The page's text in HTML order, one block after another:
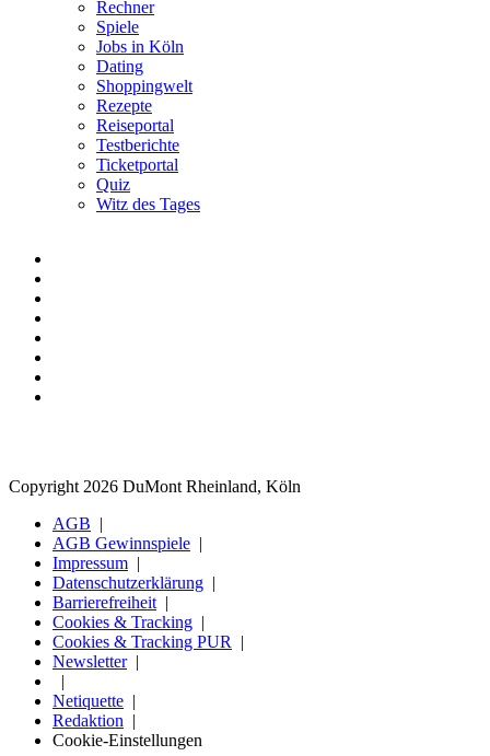
Rechner
Spiele
Jobs in Köln
Dating
Shoppingwelt
Rezepte
Reiseportal
Testberichte
Ticketportal
Quiz
Witz des Tages
Copyright 2026 DuMont Rheinland, Köln
AGB
AGB Gewinnspiele
Impressum
Datenschutzerklärung
Barrierefreiheit
Cookies & Tracking
Cookies & Tracking PUR
Newsletter
Netiquette
Redaktion
Cookie-Einstellungen